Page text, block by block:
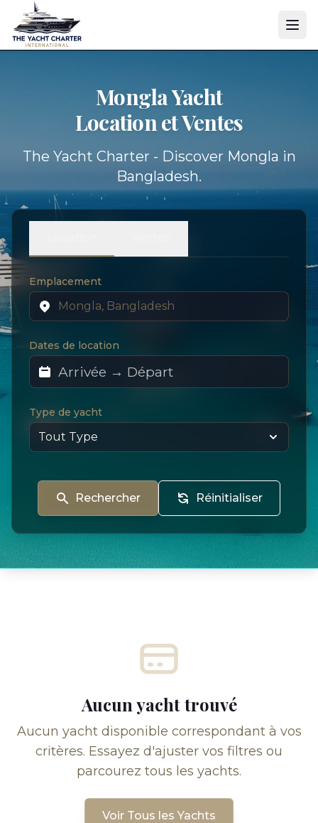
Mongla Yacht
Location et Ventes
The Yacht Charter - Discover Mongla in
Bangladesh.
Emplacement
Dates de location
Type de yacht
Rechercher Réinitialiser
Aucun yacht trouvé
Aucun yacht disponible correspondant à vos
critères. Essayez d'ajuster vos filtres ou
parcourez tous les yachts.
Voir Tous les Yachts